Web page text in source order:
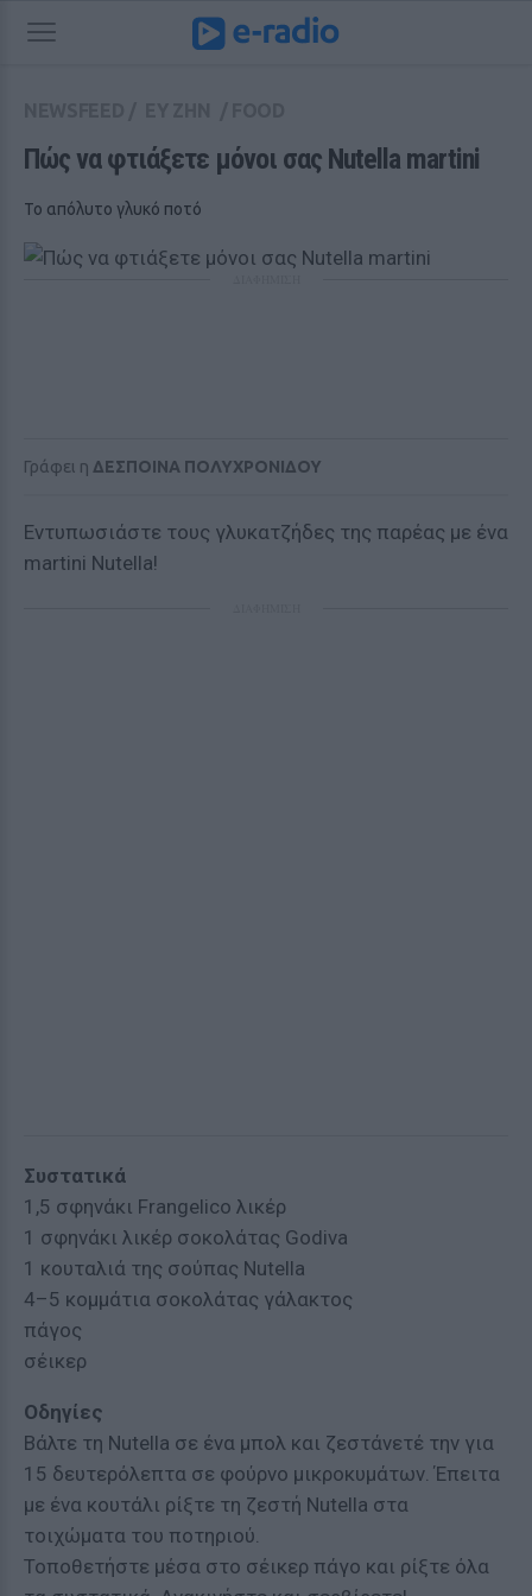
Πώς να φτιάξετε μόνοι σας Nutella martini
Το απόλυτο γλυκό ποτό
Γράφει η ΔΕΣΠΟΙΝΑ ΠΟΛΥΧΡΟΝΙΔΟΥ
Εντυπωσιάστε τους γλυκατζήδες της παρέας με ένα
martini Nutella!
Συστατικά
1,5 σφηνάκι Frangelico λικέρ
1 σφηνάκι λικέρ σοκολάτας Godiva
1 κουταλιά της σούπας Nutella
4–5 κομμάτια σοκολάτας γάλακτος
πάγος
σέικερ
Oδηγίες
Βάλτε τη Nutella σε ένα μπολ και ζεστάνετέ την για
15 δευτερόλεπτα σε φούρνο μικροκυμάτων. Έπειτα
με ένα κουτάλι ρίξτε τη ζεστή Nutella στα
τοιχώματα του ποτηριού.
Τοποθετήστε μέσα στο σέικερ πάγο και ρίξτε όλα